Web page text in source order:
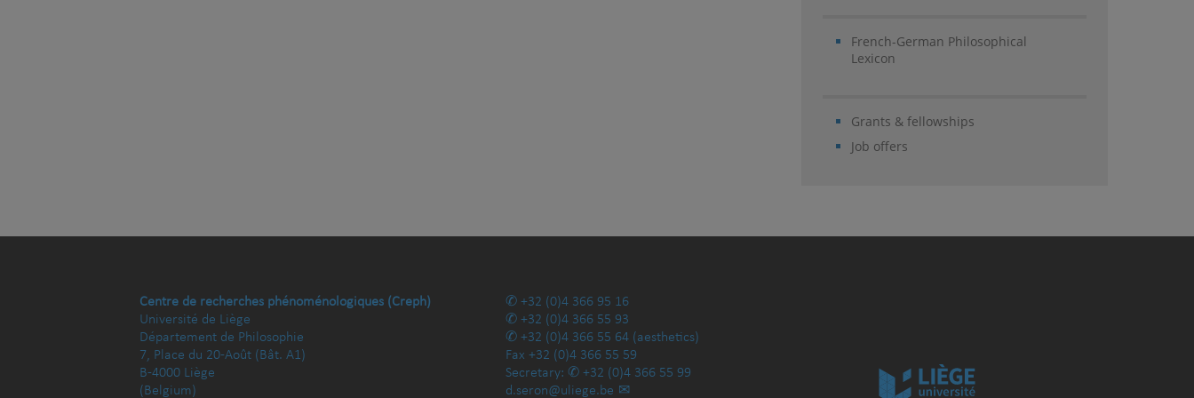
French-German Philosophical
Lexicon
Grants & fellowships
Job offers
Centre de recherches phénoménologiques (Creph)
Université de Liège
Département de Philosophie
7, Place du 20-Août (Bât. A1)
B-4000 Liège
(Belgium)
+32 (0)4 366 95 16
+32 (0)4 366 55 93
+32 (0)4 366 55 64 (aesthetics)
Fax +32 (0)4 366 55 59
Secretary:
+32 (0)4 366 55 99
d.seron@uliege.be